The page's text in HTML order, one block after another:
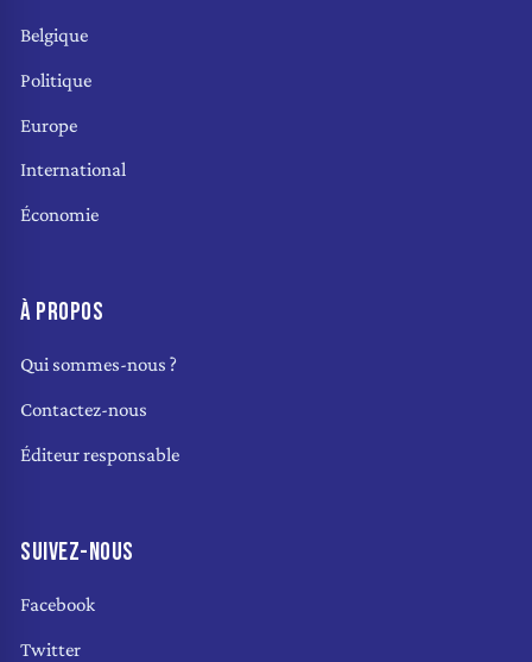
Belgique
Politique
Europe
International
Économie
À PROPOS
Qui sommes-nous ?
Contactez-nous
Éditeur responsable
SUIVEZ-NOUS
Facebook
Twitter